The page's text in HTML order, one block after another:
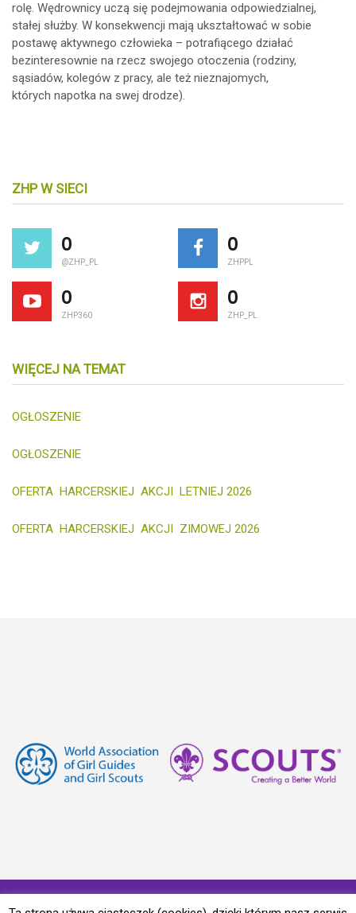
rolę. Wędrownicy uczą się podejmowania odpowiedzialnej,
stałej służby. W konsekwencji mają ukształtować w sobie
postawę aktywnego człowieka – potrafiącego działać
bezinteresownie na rzecz swojego otoczenia (rodziny,
sąsiadów, kolegów z pracy, ale też nieznajomych,
których napotka na swej drodze).
ZHP W SIECI
0
@ZHP_PL
0
ZHPPL
0
ZHP360
0
ZHP_PL
WIĘCEJ NA TEMAT
OGŁOSZENIE
OGŁOSZENIE
OFERTA HARCERSKIEJ AKCJI LETNIEJ 2026
OFERTA HARCERSKIEJ AKCJI ZIMOWEJ 2026